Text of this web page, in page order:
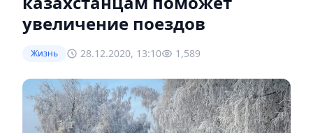
увеличение поездов
Жизнь 28.12.2020, 13:10 1,589